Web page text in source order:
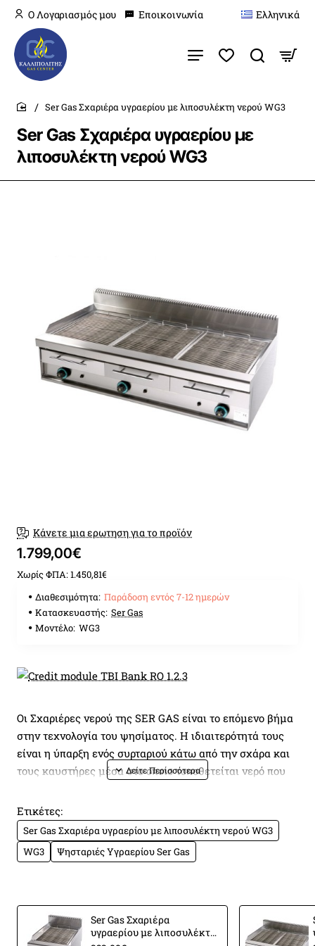
O Λογαριασμός μου Εποικοινωνία Ελληνικά
Ser Gas Σχαριέρα υγραερίου με
λιποσυλέκτη νερού WG3
home
Ser Gas Σχαριέρα υγραερίου με λιποσυλέκτη νερού WG3
Κάνετε μια ερωτηση για το προϊόν
1.799,00€
Χωρίς ΦΠΑ: 1.450,81€
Διαθεσιμότητα: Παράδοση εντός 7-12 ημερών
Κατασκευαστής: Ser Gas
Μοντέλο: WG3
Οι Σχαριέρες νερού της SER GAS είναι το επόμενο βήμα
στην τεχνολογία του ψησίματος. Η ιδιαιτερότητά τους
είναι η ύπαρξη ενός συρταριού κάτω από την σχάρα και
τους καυστήρες μέσα στο οποίο τοποθετείται νερό που
Από τη μία λειτουργεί σαν λιποσυλλέκτης μέσα στον
οποίο "σβήνει" το λίπος που στάζει από τη σχάρα. Αυτό
έχει σαν αποτέλεσμα τη μείωση στο ελάχιστο της
Από την άλλη, η παρουσία του νερού κοντά στην
Ετικέτες:
Ser Gas Σχαριέρα υγραερίου με λιποσυλέκτη νερού WG3
WG3
Ψησταριές Υγραερίου Ser Gas
Ser Gas Σχαριέρα
υγραερίου με λιποσυλέκτη